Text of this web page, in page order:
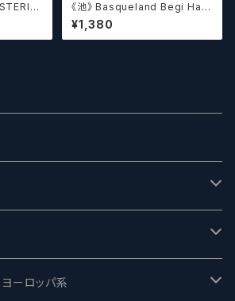
】
《池》 Basqueland Begi Hau
ndi ベヒ アウンディ
¥1,380
ゅうブルーイング
タイムズ
ーロッパ系